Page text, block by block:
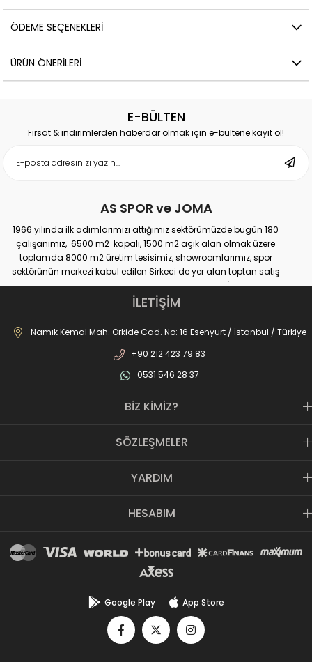
ÖDEME SEÇENEKLERI
ÜRÜN ÖNERILERI
E-BÜLTEN
Fırsat & indirimlerden haberdar olmak için e-bültene kayıt ol!
AS SPOR ve JOMA
1966 yılında ilk adımlarımızı attığımız sektörümüzde bugün 180
çalışanımız, 6500 m2 kapalı, 1500 m2 açık alan olmak üzere
toplamda 8000 m2 üretim tesisimiz, showroomlarımız, spor
sektörünün merkezi kabul edilen Sirkeci de yer alan toptan satış
mağazamız, Türkiye genelinde yaklaşık 300 bayimiz, İstanbul’da 10
perakande mağazamız, Türkiye’ye hizmet eden e-ticaret sanal
mağazamız ile AS SPOR ailesi günden güne büyüyerek sektöre,
JOMA markası ile de Türkiye'de ülkemize hizmet etmektedir.
İLETİŞİM
Namık Kemal Mah. Orkide Cad. No: 16 Esenyurt / İstanbul / Türkiye
+90 212 423 79 83
0531 546 28 37
BİZ KİMİZ?
SÖZLEŞMELER
YARDIM
HESABIM
Google Play App Store